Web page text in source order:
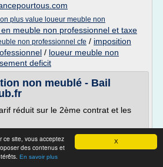
X
ce site, vous acceptez
des contenus et
En savoir plus
plus value loueur meuble non
meuble non professionnel et taxe
non professionnel cfe / imposition
/ loueur meuble non
deficit
non meublé - Bail
réduit sur le 2ème contrat et les
réduction, indiquez la quantité
EUR TTC